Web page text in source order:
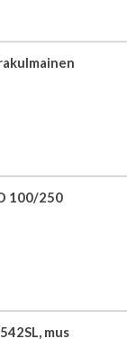
100/250
mus